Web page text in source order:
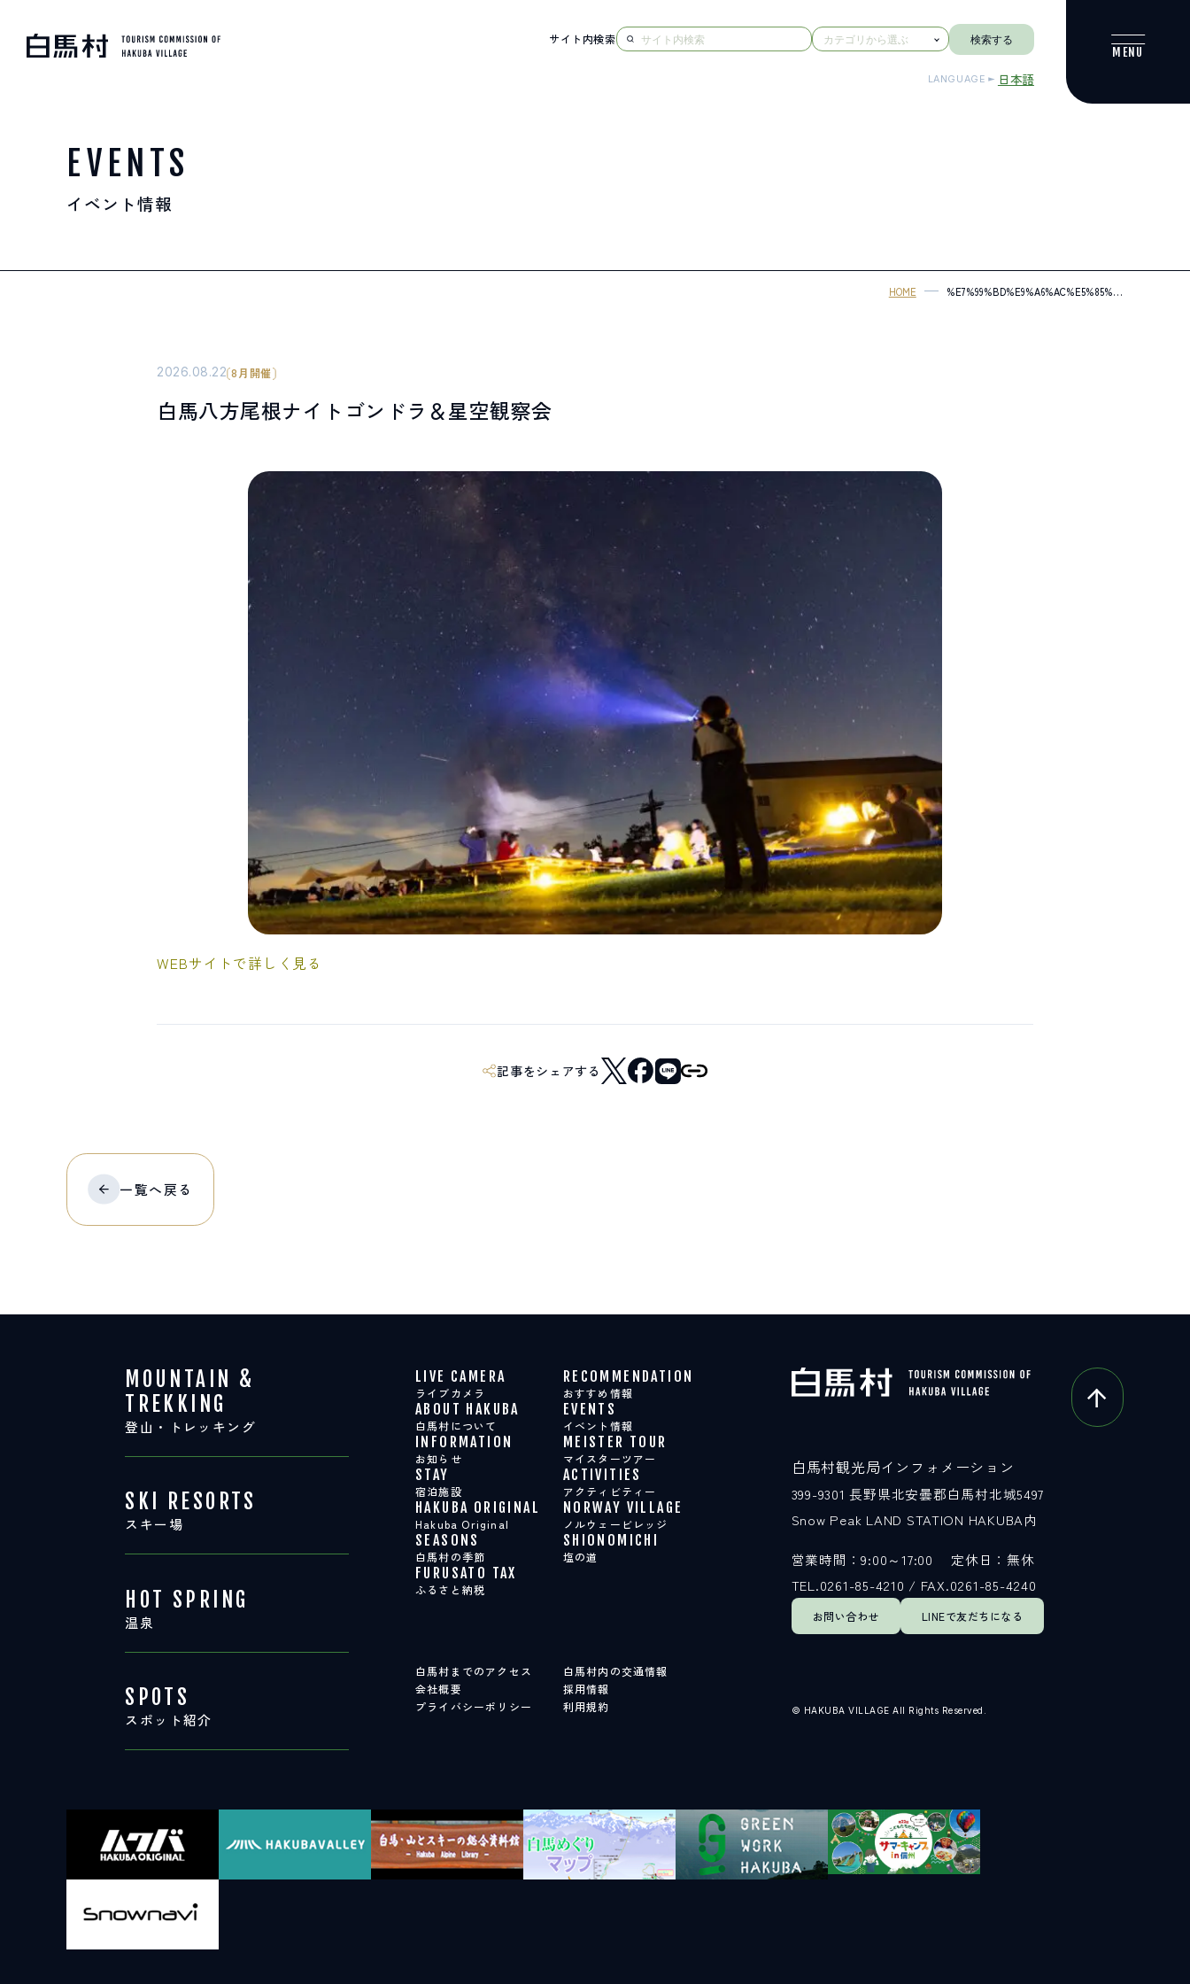
SKI RESORTS
SPOTS
LINEで 友だちになる
Snow Peak LAND STATION HAKUBA内
定休日：無休
TEL.0261-85-4210 / FAX.0261-85-4240
EVENTS INFORMATION MEISTER TOUR
STAY
宿泊施設
ACTIVITIES HAKUBA ORIGINAL
NORWAY VILLAGE
ノルウェービレッジ
SEASONS
白馬村の季節 塩の道
FURUSATO TAX
ふるさと納税
白馬村までのアクセス 白馬村内の交通情報 会社概要
LANGUAGE 日本語
サイト内検索 検索する
EVENTS
イベント情報
HOME
2026.08.22 8月開催
白馬八方尾根ナイトゴンドラ＆星空観察会
WEBサイトで詳しく見る
記事をシェアする
一覧へ戻る
MOUNTAIN &
TREKKING
登山・トレッキング
SKI RESORTS
スキー場
HOT SPRING
温泉
SPOTS
スポット紹介
LIVE CAMERA
ライブカメラ
RECOMMENDATION
おすすめ情報
ABOUT HAKUBA
白馬村について
EVENTS
イベント情報
INFORMATION
お知らせ
MEISTER TOUR
マイスターツアー
STAY
宿泊施設
ACTIVITIES
アクティビティー
HAKUBA ORIGINAL
Hakuba Original
NORWAY VILLAGE
ノルウェービレッジ
SEASONS
白馬村の季節
SHIONOMICHI
塩の道
FURUSATO TAX
ふるさと納税
白馬村までのアクセス
白馬村内の交通情報
会社概要
採用情報
プライバシーポリシー
利用規約
お問い合わせ LINEで友だちになる
白馬村観光局インフォメーション
399-9301 長野県北安曇郡白馬村北城5497
Snow Peak LAND STATION HAKUBA内
営業時間：9:00～17:00
定休日：無休
TEL.0261-85-4210 / FAX.0261-85-4240
© HAKUBA VILLAGE All Rights Reserved.